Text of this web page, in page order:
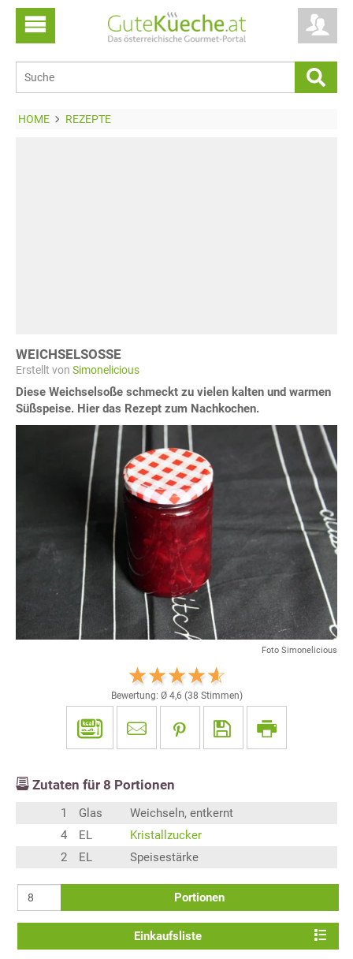
HOME REZEPTE
WEICHSELSOSSE
Erstellt von Simonelicious
Diese Weichselsoße schmeckt zu vielen kalten und warmen
Süßspeise. Hier das Rezept zum Nachkochen.
Foto Simonelicious
Bewertung: Ø 4,6 (38 Stimmen)
Zutaten für 8 Portionen
1 Glas
Weichseln, entkernt
4
EL
Kristallzucker
2
EL Speisestärke
Portionen
Einkaufsliste